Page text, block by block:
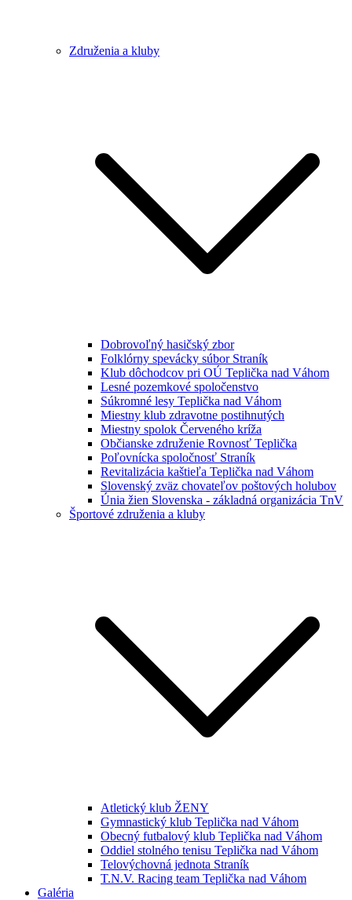
Združenia a kluby
Dobrovoľný hasičský zbor
Folklórny spevácky súbor Straník
Klub dôchodcov pri OÚ Teplička nad Váhom
Lesné pozemkové spoločenstvo
Súkromné lesy Teplička nad Váhom
Miestny klub zdravotne postihnutých
Miestny spolok Červeného kríža
Občianske združenie Rovnosť Teplička
Poľovnícka spoločnosť Straník
Revitalizácia kaštieľa Teplička nad Váhom
Slovenský zväz chovateľov poštových holubov
Únia žien Slovenska - základná organizácia TnV
Športové združenia a kluby
Atletický klub ŽENY
Gymnastický klub Teplička nad Váhom
Obecný futbalový klub Teplička nad Váhom
Oddiel stolného tenisu Teplička nad Váhom
Telovýchovná jednota Straník
T.N.V. Racing team Teplička nad Váhom
Galéria